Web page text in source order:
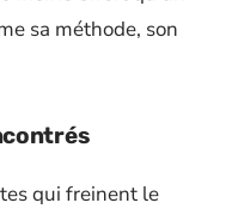
sa méthode, son
qui freinent le